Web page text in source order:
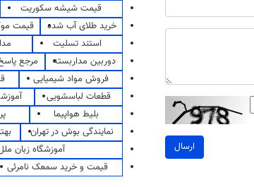
ارسال
قیمت شیشه سکوریت
خرید طلای آب شده
قیمت
استند تسلیت
دوربین مداربسته
مرجع
فروش مواد شیمیایی
قطعات لباسشویی
بلیط هواپیما
نمایندگی بوش در تهران
آموزشگاه زبان
قیمت و خرید سمعک نامرئی